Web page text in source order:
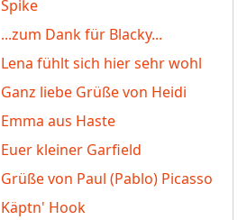
Spike
...zum Dank für Blacky...
Lena fühlt sich hier sehr wohl
Ganz liebe Grüße von Heidi
Emma aus Haste
Euer kleiner Garfield
Grüße von Paul (Pablo) Picasso
Käptn' Hook